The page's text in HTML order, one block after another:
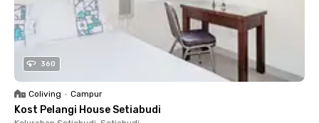
360
Coliving • Campur
Kost Pelangi House Setiabudi